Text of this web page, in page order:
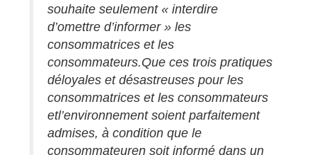
souhaite seulement « interdire
d’omettre d’informer » les
consommatrices et les
consommateurs.Que ces trois pratiques
déloyales et désastreuses pour les
consommatrices et les consommateurs
etl’environnement soient parfaitement
admises, à condition que le
consommateuren soit informé dans un